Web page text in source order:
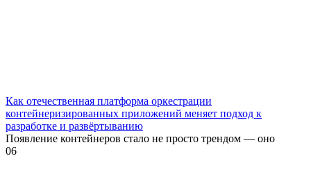
Как отечественная платформа оркестрации
контейнеризированных приложений меняет подход к
разработке и развёртыванию
Появление контейнеров стало не просто трендом — оно
06